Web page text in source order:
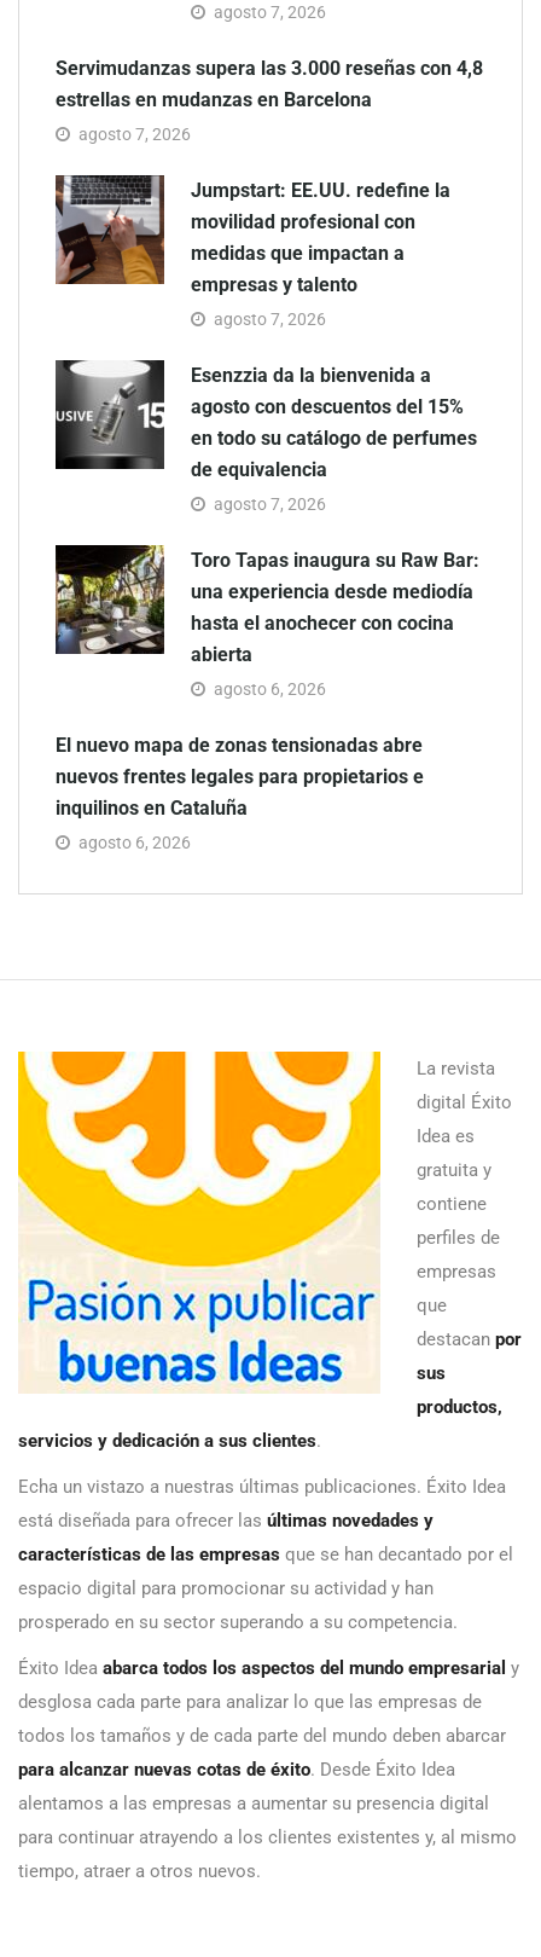
agosto 7, 2026
Servimudanzas supera las 3.000 reseñas con 4,8
estrellas en mudanzas en Barcelona
agosto 7, 2026
Jumpstart: EE.UU. redefine la
movilidad profesional con
medidas que impactan a
empresas y talento
agosto 7, 2026
Esenzzia da la bienvenida a
agosto con descuentos del 15%
en todo su catálogo de perfumes
de equivalencia
agosto 7, 2026
Toro Tapas inaugura su Raw Bar:
una experiencia desde mediodía
hasta el anochecer con cocina
abierta
agosto 6, 2026
El nuevo mapa de zonas tensionadas abre
nuevos frentes legales para propietarios e
inquilinos en Cataluña
agosto 6, 2026
La revista
digital Éxito
Idea es
gratuita y
contiene
perfiles de
empresas
que
destacan por
sus
productos,
servicios y dedicación a sus clientes.
Echa un vistazo a nuestras últimas publicaciones. Éxito Idea
está diseñada para ofrecer las últimas novedades y
características de las empresas que se han decantado por el
espacio digital para promocionar su actividad y han
prosperado en su sector superando a su competencia.
Éxito Idea abarca todos los aspectos del mundo empresarial y
desglosa cada parte para analizar lo que las empresas de
todos los tamaños y de cada parte del mundo deben abarcar
para alcanzar nuevas cotas de éxito. Desde Éxito Idea
alentamos a las empresas a aumentar su presencia digital
para continuar atrayendo a los clientes existentes y, al mismo
tiempo, atraer a otros nuevos.